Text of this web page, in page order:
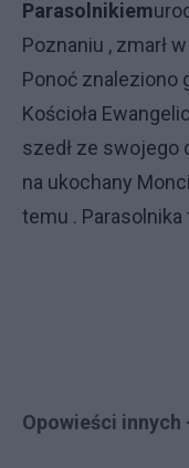
Parasolnikiem
Poznaniu , zmarł
Ponoć znaleziono
Kościoła
szedł ze swojego
na ukochany
temu . Parasolnika
Opowieści innych